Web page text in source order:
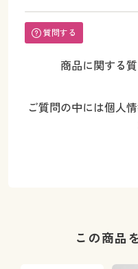
質問する
商品に関する
ご質問の中には個人
この商品